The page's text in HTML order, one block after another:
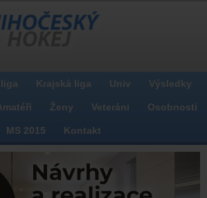
Krajská liga Univ Výsledky
Ženy Veteráni Osobnosti
MS 2015 Kontakt